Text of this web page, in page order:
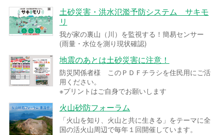
土砂災害・洪水氾濫予防システム サキモ
リ
我が家の裏山（川）を監視する！簡易センサー
(雨量・水位を測り現状確認)
地震のあとは土砂災害に注意！
防災関係者様 このＰＤＦチラシを住民用にご活
用ください。
※プリントはご自身でお願いします
火山砂防フォーラム
「火山を知り、火山と共に生きる」をテーマに全
国の活火山周辺で毎年１回開催しています。